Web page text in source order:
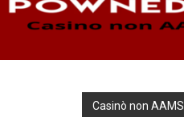
Casinò non AAMS